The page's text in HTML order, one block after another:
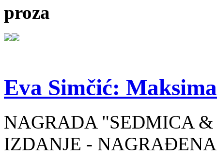
proza
Eva Simčić:
NAGRADA "SEDMICA
IZDANJE -